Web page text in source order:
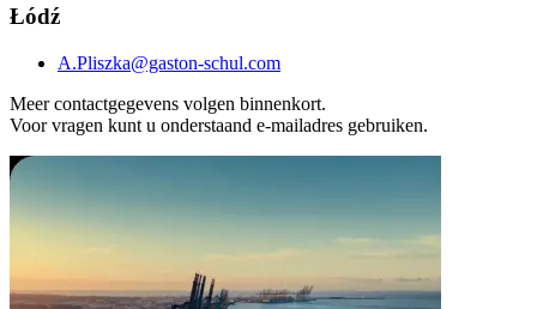
Łódź
A.Pliszka@gaston-schul.com
Meer contactgegevens volgen binnenkort.
Voor vragen kunt u onderstaand e-mailadres gebruiken.